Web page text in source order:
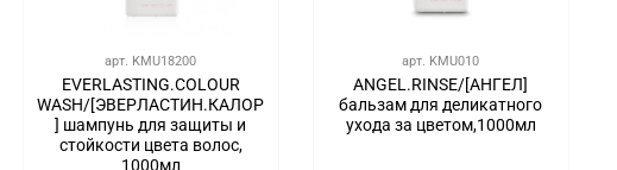
арт. KMU18200
EVERLASTING.COLOUR
WASH/[ЭВЕРЛАСТИН.КАЛОР
] шампунь для защиты и
стойкости цвета волос,
1000мл
арт. KMU010
ANGEL.RINSE/[АНГЕЛ]
бальзам для деликатного
ухода за цветом,1000мл